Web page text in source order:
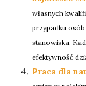
własnych
przypadku
stanowiska.
efektywność
Praca dla